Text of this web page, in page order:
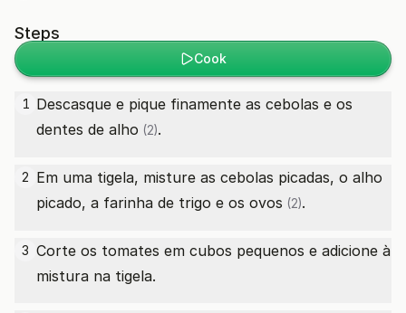
Steps
Cook
1 Descasque e pique finamente as cebolas e os
dentes de alho (2).
2 Em uma tigela, misture as cebolas picadas, o alho
picado, a farinha de trigo e os ovos (2).
3 Corte os tomates em cubos pequenos e adicione à
mistura na tigela.